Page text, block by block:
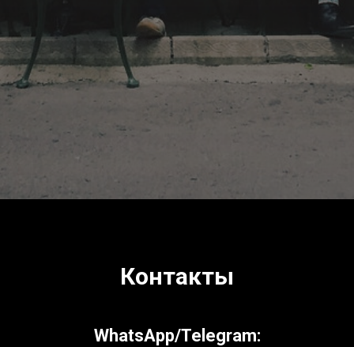
Контакты
WhatsApp/Telegram: